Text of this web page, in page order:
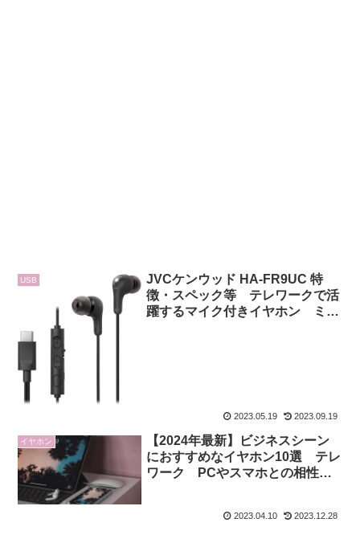
USB
JVCケンウッド HA-FR9UC 特
徴・スペック等 テレワークで活
躍するマイク付きイヤホン ミュ
2023.05.19 2023.09.19
イヤホン
【2024年最新】ビジネスシーン
におすすめなイヤホン10選 テレ
ワーク PCやスマホとの相性が
2023.04.10 2023.12.28